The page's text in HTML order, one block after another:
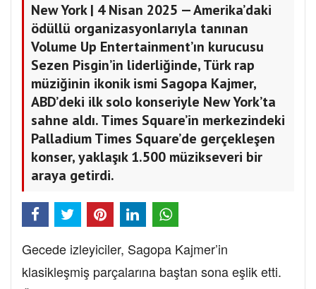
New York | 4 Nisan 2025 — Amerika’daki
ödüllü organizasyonlarıyla tanınan
Volume Up Entertainment’ın kurucusu
Sezen Pisgin’in liderliğinde, Türk rap
müziğinin ikonik ismi Sagopa Kajmer,
ABD’deki ilk solo konseriyle New York’ta
sahne aldı. Times Square’in merkezindeki
Palladium Times Square’de gerçekleşen
konser, yaklaşık 1.500 müzikseveri bir
araya getirdi.
Gecede izleyiciler, Sagopa Kajmer’in
klasikleşmiş parçalarına baştan sona eşlik etti.